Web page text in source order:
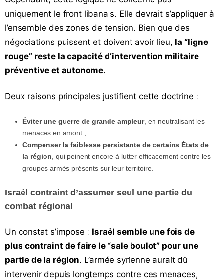
uniquement le front libanais. Elle devrait s’appliquer à
l’ensemble des zones de tension. Bien que des
négociations puissent et doivent avoir lieu, la “ligne
rouge” reste la capacité d’intervention militaire
préventive et autonome.
Deux raisons principales justifient cette doctrine :
Éviter une guerre de grande ampleur, en neutralisant les
menaces en amont ;
Compenser la faiblesse persistante de certains États de
la région , qui peinent encore à lutter efficacement contre les
groupes armés présents sur leur territoire.
Israël contraint d’assumer seul une partie du
combat régional
Un constat s’impose : Israël semble une fois de
plus contraint de faire le “sale boulot” pour une
partie de la région. L’armée syrienne aurait dû
intervenir depuis longtemps contre ces menaces,